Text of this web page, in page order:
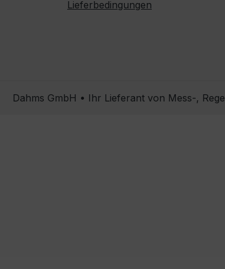
Lieferbedingungen
Dahms GmbH • Ihr Lieferant von Mess-,